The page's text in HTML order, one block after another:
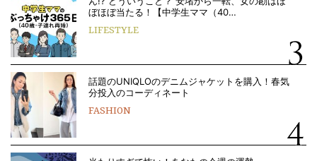
ぼほぼ当たる！【中学生ママ（40…
LIFESTYLE
話題のUNIQLOのデニムジャケットを購入！春気
分投入のコーディネート
FASHION